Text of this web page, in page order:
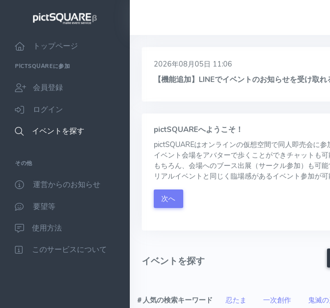
トップページ
PICTSQUAREに参加
会員登録
ログイン
イベントを探す
その他
運営からのお知らせ
要望等
使用方法
このサービスについて
2026年08月05日 11:06
【機能追加】LINEでイベントのお知らせを受け取
pictSQUAREへようこそ！
pictSQUAREはオンラインの仮想空間で同人即売会に参
イベント会場をアバターで歩くことができチャットも
もちろん、会場へのブース出展（サークル参加）も可能
リアルイベントと同じく臨場感があるイベント参加が
次へ
イベントを探す
＃人気の検索キーワード 忍たま 一次創作 鬼滅